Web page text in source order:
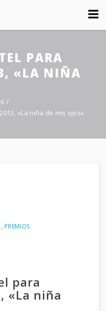
PARA
«LA NIÑA
/
«La niña de mis ojos»
,PREMIOS
para
«La niña